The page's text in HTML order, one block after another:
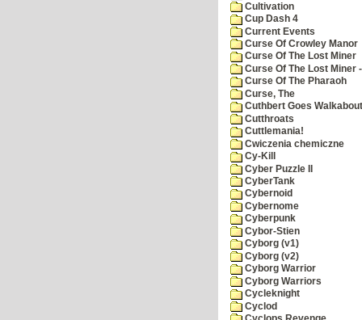
Cultivation
Cup Dash 4
Current Events
Curse Of Crowley Manor
Curse Of The Lost Miner
Curse Of The Lost Miner
Curse Of The Pharaoh
Curse, The
Cuthbert Goes Walkabout
Cutthroats
Cuttlemania!
Cwiczenia chemiczne
Cy-Kill
Cyber Puzzle II
CyberTank
Cybernoid
Cybernome
Cyberpunk
Cybor-Stien
Cyborg (v1)
Cyborg (v2)
Cyborg Warrior
Cyborg Warriors
Cycleknight
Cyclod